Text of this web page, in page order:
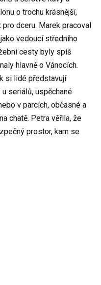
o trochu krásnější,
dceru. Marek pracoval
vedoucí středního
cesty byly spíš
hlavně o Vánocích.
si lidé představují
seriálů, uspěchané
v parcích, občasné a
chatě. Petra věřila, že
prostor, kam se